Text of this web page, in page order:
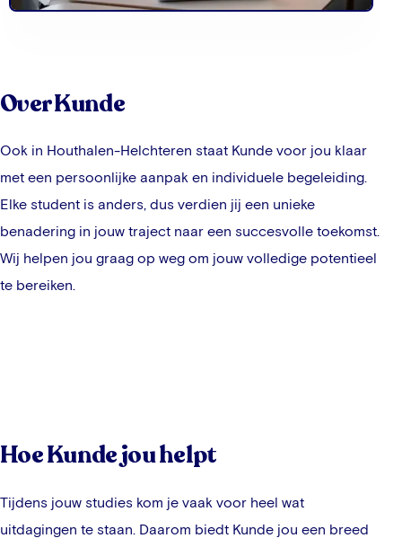
Over Kunde
Ook in Houthalen-Helchteren staat Kunde voor jou klaar
met een persoonlijke aanpak en individuele begeleiding.
Elke student is anders, dus verdien jij een unieke
benadering in jouw traject naar een succesvolle toekomst.
Wij helpen jou graag op weg om jouw volledige potentieel
te bereiken.
Hoe Kunde jou helpt
Tijdens jouw studies kom je vaak voor heel wat
uitdagingen te staan. Daarom biedt Kunde jou een breed